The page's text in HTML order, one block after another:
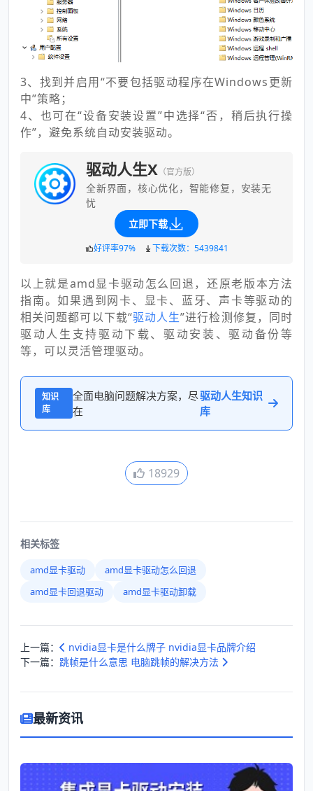
3、找到并启用“不要包括驱动程序在Windows更新
中”策略；
4、也可在“设备安装设置”中选择“否，稍后执行操
作”，避免系统自动安装驱动。
驱动人生X （官方版）
全新界面，核心优化，智能修复，安装无
忧
立即下载
好评率97% 下载次数：5439841
以上就是amd显卡驱动怎么回退，还原老版本方法
指南。如果遇到网卡、显卡、蓝牙、声卡等驱动的
相关问题都可以下载“驱动人生”进行检测修复，同时
驱动人生支持驱动下载、驱动安装、驱动备份等
等，可以灵活管理驱动。
知识
库
全面电脑问题解决方案，尽
在
驱动人生知识
库
18929
相关标签
amd显卡驱动
amd显卡驱动怎么回退
amd显卡回退驱动
amd显卡驱动卸载
上一篇：
nvidia显卡是什么牌子 nvidia显卡品牌介绍
下一篇： 跳帧是什么意思 电脑跳帧的解决方法
最新资讯